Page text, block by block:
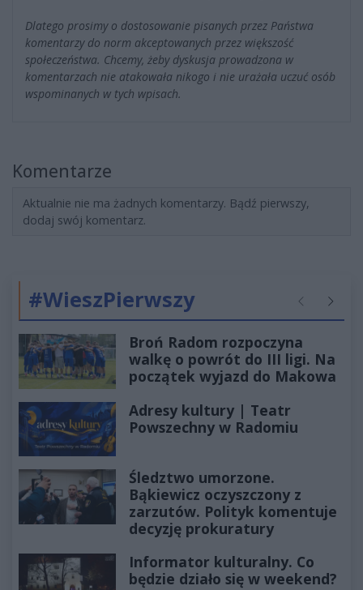
Dlatego prosimy o dostosowanie pisanych przez Państwa
komentarzy do norm akceptowanych przez większość
społeczeństwa. Chcemy, żeby dyskusja prowadzona w
komentarzach nie atakowała nikogo i nie urażała uczuć osób
wspominanych w tych wpisach.
Komentarze
Aktualnie nie ma żadnych komentarzy. Bądź pierwszy,
dodaj swój komentarz.
#WieszPierwszy Poprzednie
Broń Radom rozpoczyna
walkę o powrót do III ligi. Na
początek wyjazd do Makowa
Adresy kultury | Teatr
Powszechny w Radomiu
Śledztwo umorzone.
Bąkiewicz oczyszczony z
zarzutów. Polityk komentuje
decyzję prokuratury
Informator kulturalny. Co
będzie działo się w weekend?